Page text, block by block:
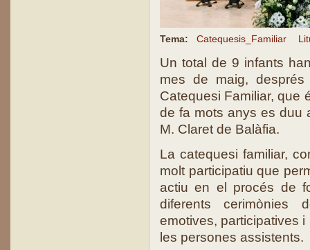
Tema: Catequesis_Familiar
Un total de 9 infants
mes de maig,
Catequesi Familiar, que
de fa mots anys es duu
M. Claret de Balàfia.
La catequesi familiar,
molt participatiu que
actiu en el procés de
diferents cerimònies
emotives, participatives
les persones assistents.